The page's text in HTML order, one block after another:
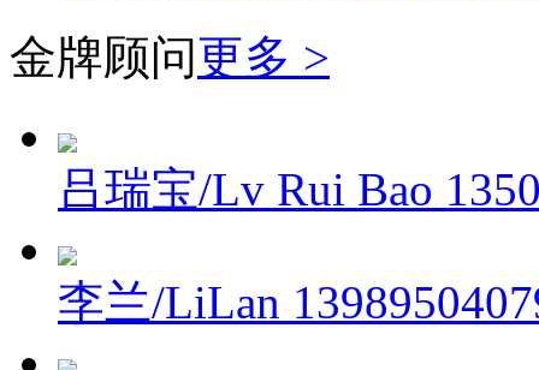
金牌顾问更多 >
吕瑞宝/Lv Rui Bao
李兰/LiLan